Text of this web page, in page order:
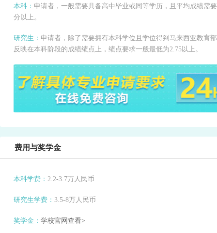
本科： 申请者，一般需要具备高中毕业或同等学历，且平均成绩需
分以上。
研究生： 申请者，除了需要拥有本科学位且学位得到马来西亚教育
反映在本科阶段的成绩绩点上，绩点要求一般最低为2.75以上。
费用与奖学金
本科学费： 2.2-3.7万人民币
研究生学费： 3.5-8万人民币
奖学金： 学校官网查看>